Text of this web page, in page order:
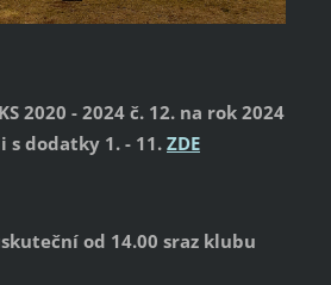
2020 - 2024 č. 12. na rok 2024
i s dodatky 1. - 11. ZDE
od 14.00 sraz klubu